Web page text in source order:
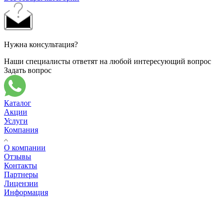
Нужна консультация?
Наши специалисты ответят на любой интересующий вопрос
Задать вопрос
Каталог
Акции
Услуги
Компания
О компании
Отзывы
Контакты
Партнеры
Лицензии
Информация